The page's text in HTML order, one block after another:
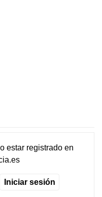
estar registradoen
Iniciar sesión